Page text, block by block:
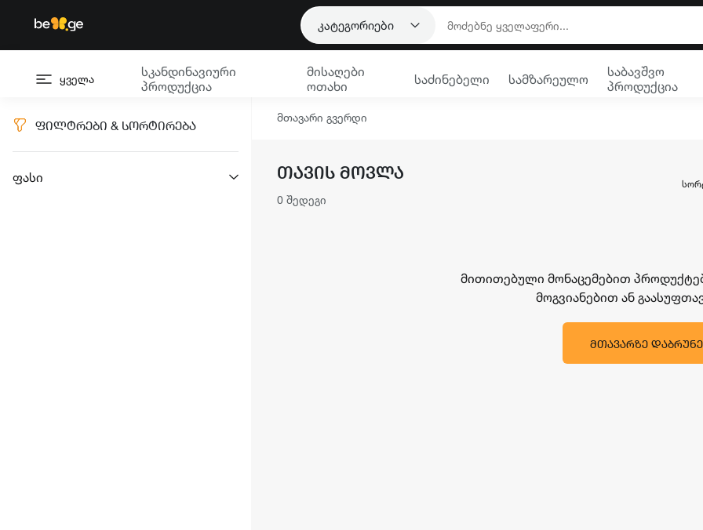
კატეგორიები
ყველა
სკანდინავიური
პროდუქცია
მისაღები
ოთახი
საძინებელი სამზარეულო
საბავშვო
პროდუქცია
ᲤᲘᲚᲢᲠᲔᲑᲘ & ᲡᲝᲠᲢᲘᲠᲔᲑᲐ
ფასი
მთავარი გვერდი
ᲗᲐᲕᲘᲡ ᲛᲝᲕᲚᲐ
0 შედეგი
მითითებული მონაცემებით
მოგვიანებით ან
ᲛᲗᲐᲕᲐᲠᲖᲔ